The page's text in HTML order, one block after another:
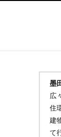
墨
広
住
建
て